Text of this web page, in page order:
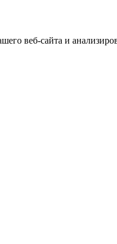
веб-сайта и